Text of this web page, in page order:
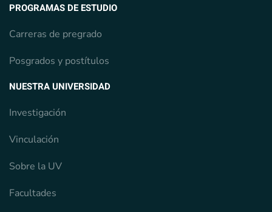
PROGRAMAS DE ESTUDIO
Carreras de pregrado
Posgrados y postítulos
NUESTRA UNIVERSIDAD
Investigación
Vinculación
Sobre la UV
Facultades